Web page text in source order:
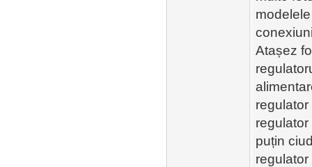
Atașez
puțin